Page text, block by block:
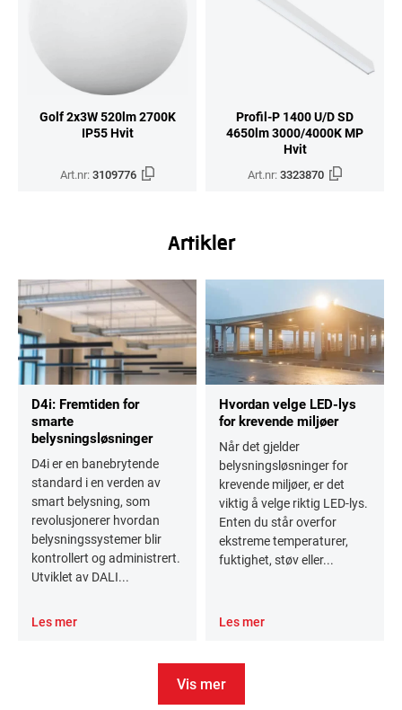
Golf 2x3W 520lm 2700K
IP55 Hvit
Art.nr:3109776
Profil-P 1400 U/D SD
4650lm 3000/4000K MP
Hvit
Art.nr:3323870
Artikler
D4i: Fremtiden for
smarte
belysningsløsninger
D4i er en banebrytende
standard i en verden av
smart belysning, som
revolusjonerer hvordan
belysningssystemer blir
kontrollert og administrert.
Utviklet av DALI...
Les mer
Hvordan velge LED-lys
for krevende miljøer
Når det gjelder
belysningsløsninger for
krevende miljøer, er det
viktig å velge riktig LED-lys.
Enten du står overfor
ekstreme temperaturer,
fuktighet, støv eller...
Les mer
Vis mer